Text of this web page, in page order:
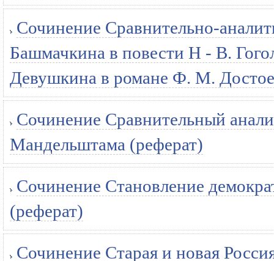
Сочинение Сравнительно-
Башмачкина в повести Н - В.
Девушкина в романе Ф. М.
Сочинение Сравнительный
Мандельштама (реферат)
Сочинение Становление
(реферат)
Сочинение Старая и новая